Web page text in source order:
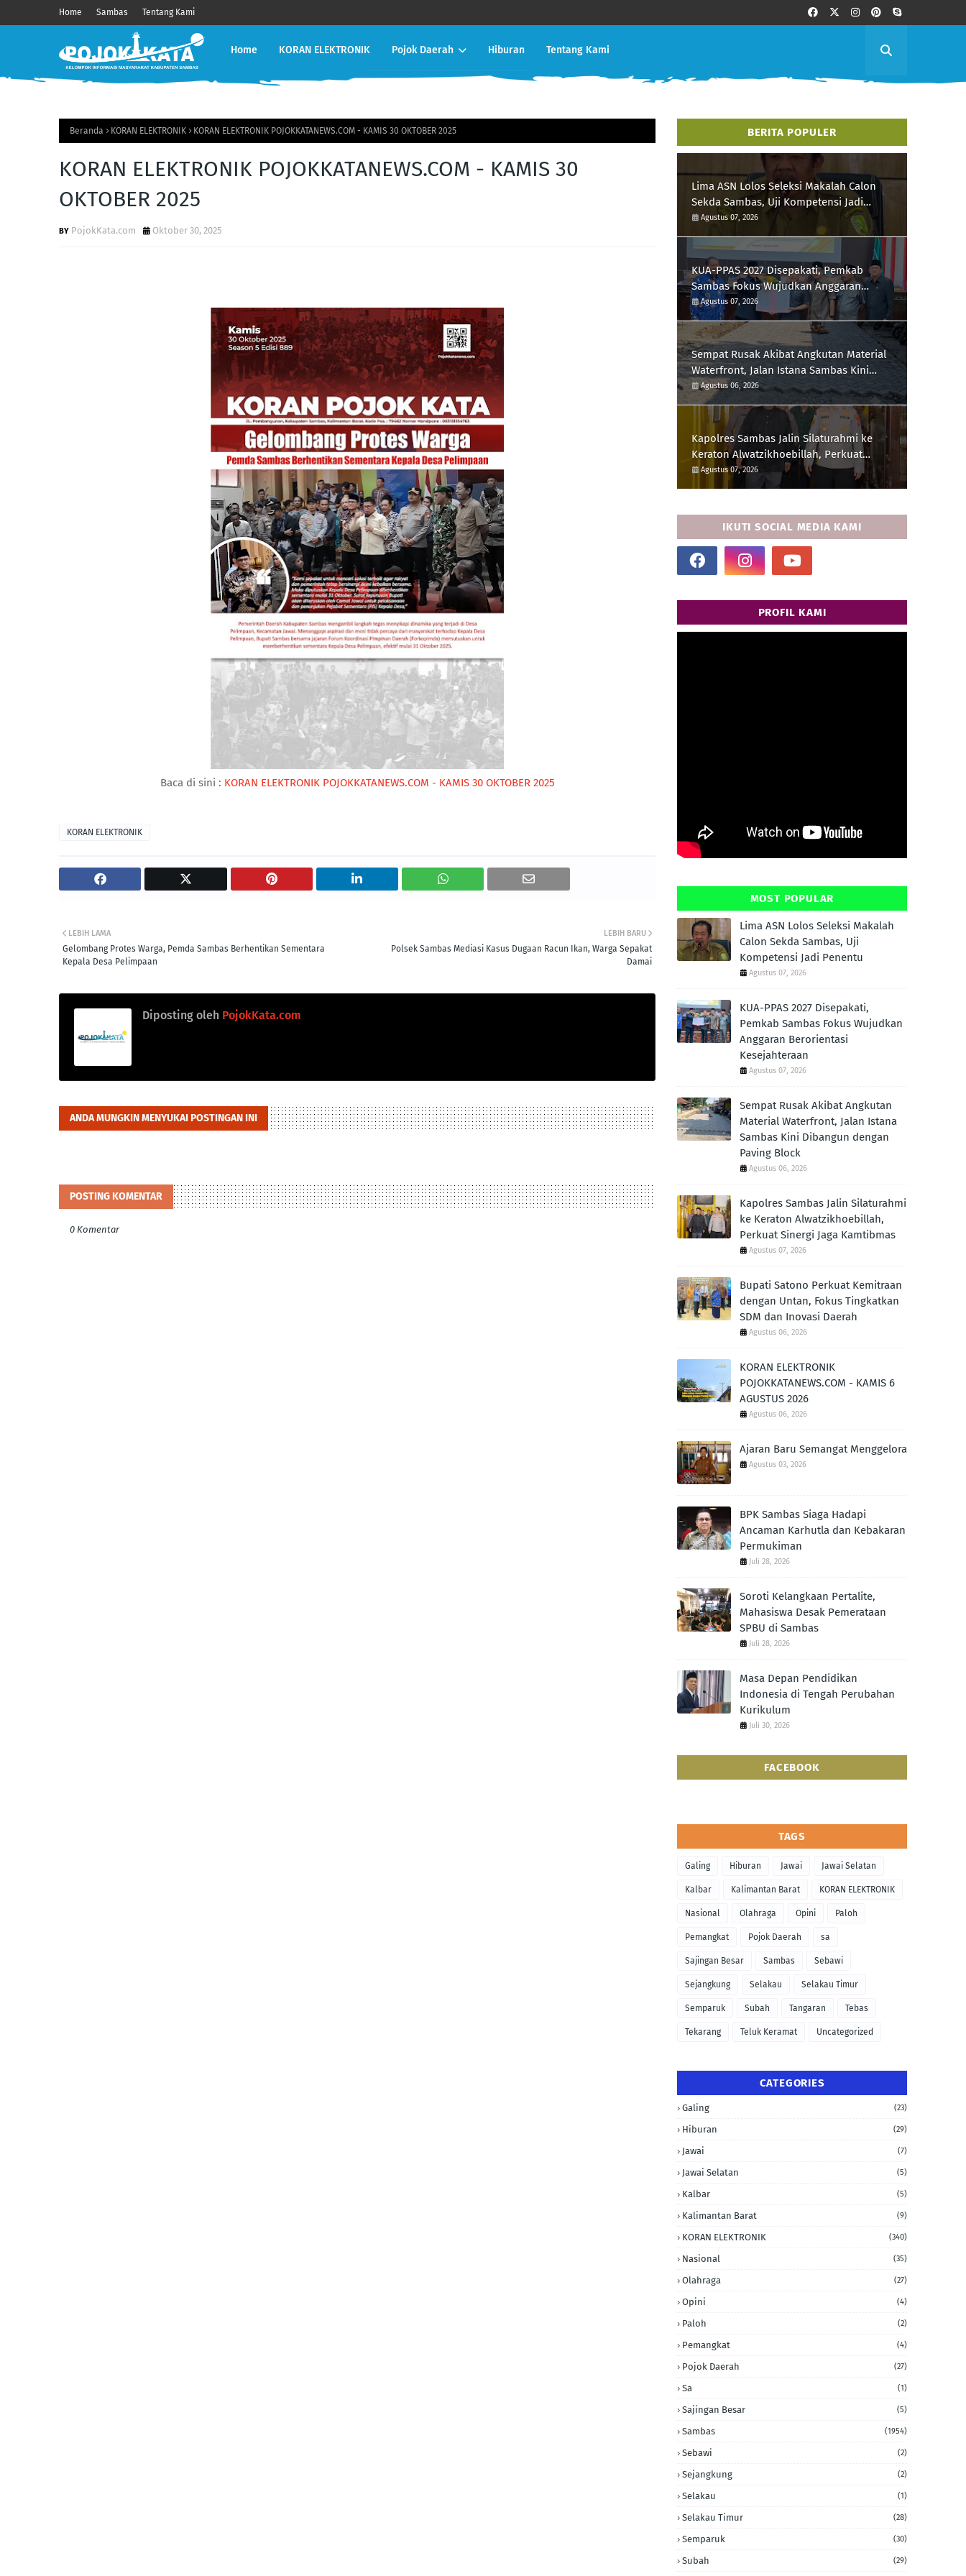
Home Sambas Tentang Kami
Home KORAN ELEKTRONIK Pojok Daerah Hiburan Tentang Kami
Beranda KORAN ELEKTRONIK KORAN ELEKTRONIK POJOKKATANEWS.COM - KAMIS 30 OKTOBER 2025
KORAN ELEKTRONIK POJOKKATANEWS.COM - KAMIS 30
OKTOBER 2025
PojokKata.com Oktober 30, 2025
Baca di sini : KORAN ELEKTRONIK POJOKKATANEWS.COM - KAMIS 30 OKTOBER 2025
KORAN ELEKTRONIK
LEBIH BARU
Polsek Sambas Mediasi Kasus Dugaan Racun Ikan, Warga Sepakat
Damai
LEBIH LAMA
Gelombang Protes Warga, Pemda Sambas Berhentikan Sementara
Kepala Desa Pelimpaan
Diposting oleh PojokKata.com
ANDA MUNGKIN MENYUKAI POSTINGAN INI
POSTING KOMENTAR
0 Komentar
BERITA POPULER
Lima ASN Lolos Seleksi Makalah Calon
Sekda Sambas, Uji Kompetensi Jadi
Penentu
Agustus 07, 2026
KUA-PPAS 2027 Disepakati, Pemkab
Sambas Fokus Wujudkan Anggaran
Berorientasi Kesejahteraan
Agustus 07, 2026
Sempat Rusak Akibat Angkutan Material
Waterfront, Jalan Istana Sambas Kini
Dibangun dengan Paving Block
Agustus 06, 2026
Kapolres Sambas Jalin Silaturahmi ke
Keraton Alwatzikhoebillah, Perkuat
Sinergi Jaga Kamtibmas
Agustus 07, 2026
IKUTI SOCIAL MEDIA KAMI
PROFIL KAMI
MOST POPULAR
Lima ASN Lolos Seleksi Makalah
Calon Sekda Sambas, Uji
Kompetensi Jadi Penentu
Agustus 07, 2026
KUA-PPAS 2027 Disepakati,
Pemkab Sambas Fokus Wujudkan
Anggaran Berorientasi
Kesejahteraan
Agustus 07, 2026
Sempat Rusak Akibat Angkutan
Material Waterfront, Jalan Istana
Sambas Kini Dibangun dengan
Paving Block
Agustus 06, 2026
Kapolres Sambas Jalin Silaturahmi
ke Keraton Alwatzikhoebillah,
Perkuat Sinergi Jaga Kamtibmas
Agustus 07, 2026
Bupati Satono Perkuat Kemitraan
dengan Untan, Fokus Tingkatkan
SDM dan Inovasi Daerah
Agustus 06, 2026
KORAN ELEKTRONIK
POJOKKATANEWS.COM - KAMIS 6
AGUSTUS 2026
Agustus 06, 2026
Ajaran Baru Semangat Menggelora
Agustus 03, 2026
BPK Sambas Siaga Hadapi
Ancaman Karhutla dan Kebakaran
Permukiman
Juli 28, 2026
Soroti Kelangkaan Pertalite,
Mahasiswa Desak Pemerataan
SPBU di Sambas
Juli 28, 2026
Masa Depan Pendidikan
Indonesia di Tengah Perubahan
Kurikulum
Juli 30, 2026
FACEBOOK
TAGS
Galing Hiburan Jawai Jawai Selatan
Kalbar Kalimantan Barat KORAN ELEKTRONIK
Nasional Olahraga Opini Paloh
Pemangkat Pojok Daerah sa
Sajingan Besar Sambas Sebawi
Sejangkung Selakau Selakau Timur
Semparuk Subah Tangaran Tebas
Tekarang Teluk Keramat Uncategorized
CATEGORIES
Galing (23)
Hiburan (29)
Jawai (7)
Jawai Selatan (5)
Kalbar (5)
Kalimantan Barat (9)
KORAN ELEKTRONIK (340)
Nasional (35)
Olahraga (27)
Opini (4)
Paloh (2)
Pemangkat (4)
Pojok Daerah (27)
Sa (1)
Sajingan Besar (5)
Sambas (1954)
Sebawi (2)
Sejangkung (2)
Selakau (1)
Selakau Timur (28)
Semparuk (30)
Subah (29)